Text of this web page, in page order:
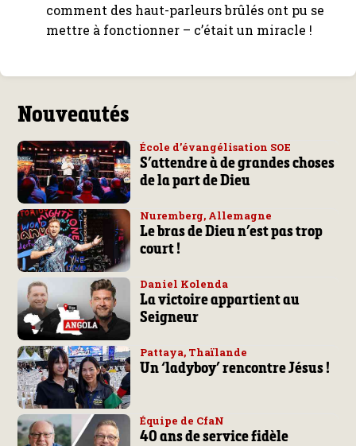
comment des haut-parleurs brûlés ont pu se
mettre à fonctionner – c’était un miracle !
Nouveautés
École d’évangélisation SOE
S’attendre à de grandes choses
de la part de Dieu
Nuremberg, Allemagne
Le bras de Dieu n’est pas trop
court !
Daniel Kolenda
La victoire appartient au
Seigneur
Pattaya, Thaïlande
Un ‘ladyboy’ rencontre Jésus !
Équipe de CfaN
40 ans de service fidèle